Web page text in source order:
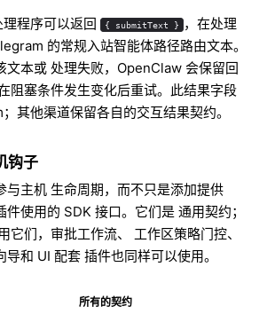
程序可以返回 { submitText } ，在处理
的常规入站智能体路径路由文本。
文本或 处理失败，OpenClaw 会保留回
阻塞条件发生变化后重试。此结果字段
其他渠道保留各自的交互结果契约。
钩子
与主机 生命周期，而不只是添加提供
使用的 SDK 接口。它们是 通用契约；
它们，审批工作流、 工作区策略门控、
和 UI 配套 插件也同样可以使用。
所有的契约